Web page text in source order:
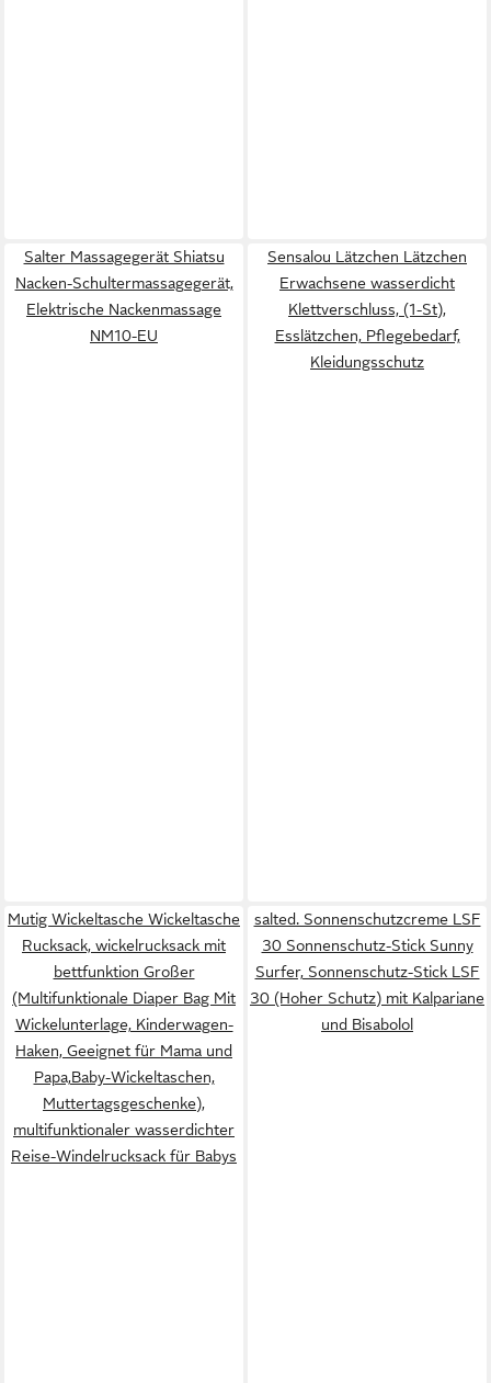
Salter Massagegerät Shiatsu
Nacken-Schultermassagegerät,
Elektrische Nackenmassage
NM10-EU
Sensalou Lätzchen Lätzchen
Erwachsene wasserdicht
Klettverschluss, (1-St),
Esslätzchen, Pflegebedarf,
Kleidungsschutz
Mutig Wickeltasche Wickeltasche
Rucksack, wickelrucksack mit
bettfunktion Großer
(Multifunktionale Diaper Bag Mit
Wickelunterlage, Kinderwagen-
Haken, Geeignet für Mama und
Papa,Baby-Wickeltaschen,
Muttertagsgeschenke),
multifunktionaler wasserdichter
Reise-Windelrucksack für Babys
salted. Sonnenschutzcreme LSF
30 Sonnenschutz-Stick Sunny
Surfer, Sonnenschutz-Stick LSF
30 (Hoher Schutz) mit Kalpariane
und Bisabolol